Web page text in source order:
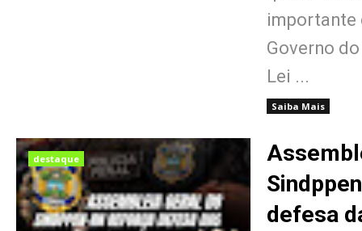
importante
Governo
Lei ...
Saiba Mais
destaque
defesa